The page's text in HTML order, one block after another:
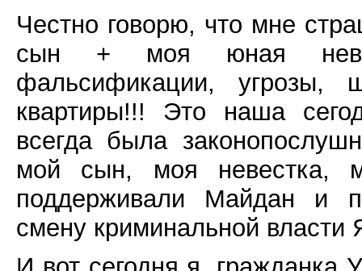
Честно говорю, что мне
сын + моя юная
фальсификации,
квартиры!!! Это наша
всегда была
мой сын, моя невестка,
поддерживали Майдан и
смену криминальной власти